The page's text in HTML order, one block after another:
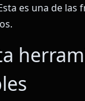
es una de